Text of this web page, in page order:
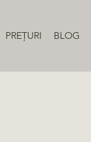
PREȚURI BLOG